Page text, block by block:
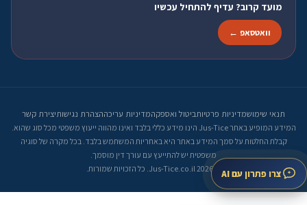
מועד קרוב? עדיף להתחיל עכשיו
וואטסאפ ←
תנאי שימושמדיניות פרטיותביטול ואספקהמדיניות עריכההצהרת נגישותיצירת קשר
המידע המופיע באתר Jus-Tice הינו מידע כללי בלבד ואינו מהווה ייעוץ משפטי מכל סוג שהוא.
קבלת החלטות על סמך המידע באתר היא באחריות המשתמש בלבד. בכל מקרה של סוגיה
משפטית יש להתייעץ עם עורך דין מוסמך.
© 2026 Jus-Tice.co.il. כל הזכויות שמורות.
צרו פתרון עם AI